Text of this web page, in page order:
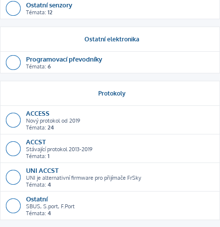
Ostatní senzory
Témata: 12
Ostatní elektronika
Programovací převodníky
Témata: 6
Protokoly
ACCESS
Nový protokol od 2019
Témata: 24
ACCST
Stávající protokol 2013-2019
Témata: 1
UNI ACCST
UNI je alternativní firmware pro přijímače FrSky
Témata: 4
Ostatní
SBUS, S.port, F.Port
Témata: 4